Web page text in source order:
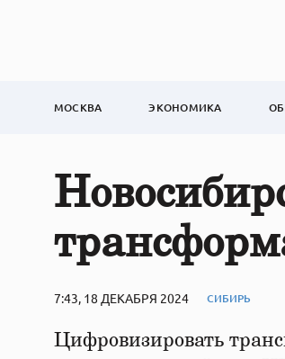
МОСКВА ЭКОНОМИКА
7:43, 18 ДЕКАБРЯ 2024 СИБИРЬ
Цифровизировать